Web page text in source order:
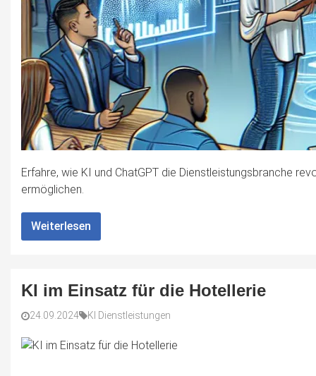
Erfahre, wie KI und ChatGPT die Dienstleistungsbranche
ermöglichen.
Weiterlesen
KI im Einsatz für die Hotellerie
24.09.2024 KI Dienstleistungen